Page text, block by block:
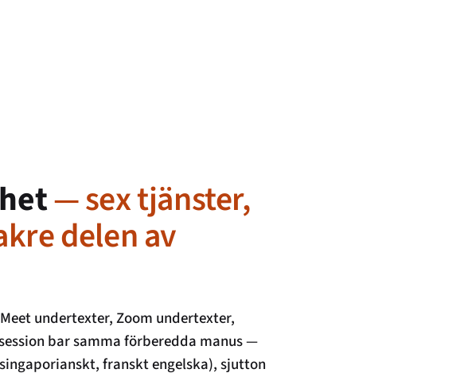
— sex tjänster,
delen av
undertexter, Zoom undertexter,
bar samma förberedda manus —
franskt engelska), sjutton